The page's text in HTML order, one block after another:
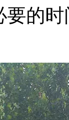
要的